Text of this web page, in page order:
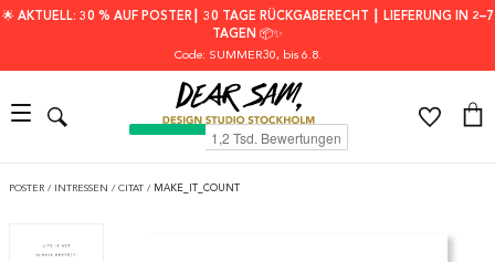
🌟 AKTUELL: 30 % AUF POSTER┃ 30 TAGE RÜCKGABERECHT ┃ LIEFERUNG IN 2–7
TAGEN 📦✨
Code: SUMMER30, bis 6.8.
POSTER / INTRESSEN / CITAT / MAKE_IT_COUNT